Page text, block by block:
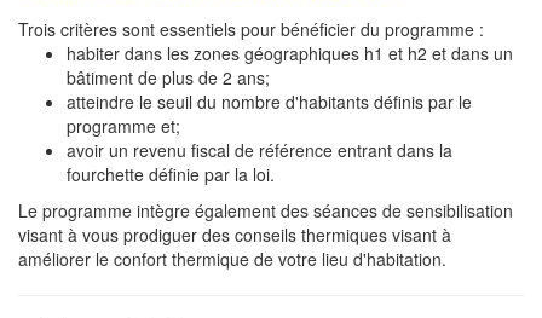
Trois critères sont essentiels pour bénéficier du programme :
habiter dans les zones géographiques h1 et h2 et dans un
bâtiment de plus de 2 ans;
atteindre le seuil du nombre d'habitants définis par le
programme et;
avoir un revenu fiscal de référence entrant dans la
fourchette définie par la loi.
Le programme intègre également des séances de sensibilisation
visant à vous prodiguer des conseils thermiques visant à
améliorer le confort thermique de votre lieu d'habitation.